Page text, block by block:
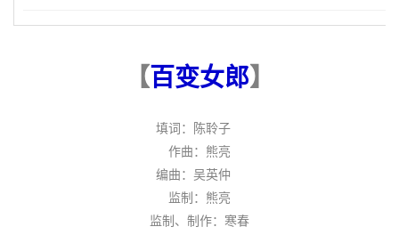
【 百变女郎】
填词：陈聆子
作曲：熊亮
编曲：吴英仲
监制：熊亮
监制、制作：寒春